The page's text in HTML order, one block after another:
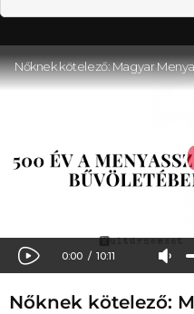
Nőknek kötelező: